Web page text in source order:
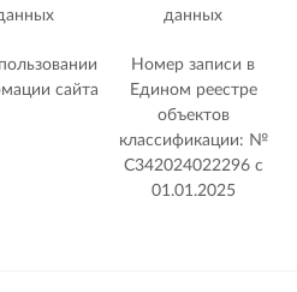
данных
сайта
Номер записи в
Едином реестре
объектов
классификации: №
С342024022296 c
01.01.2025